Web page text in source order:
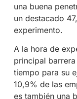
una buena
un destacado
experimento.
A la hora de
principal
tiempo para su
10,9% de las
es también una